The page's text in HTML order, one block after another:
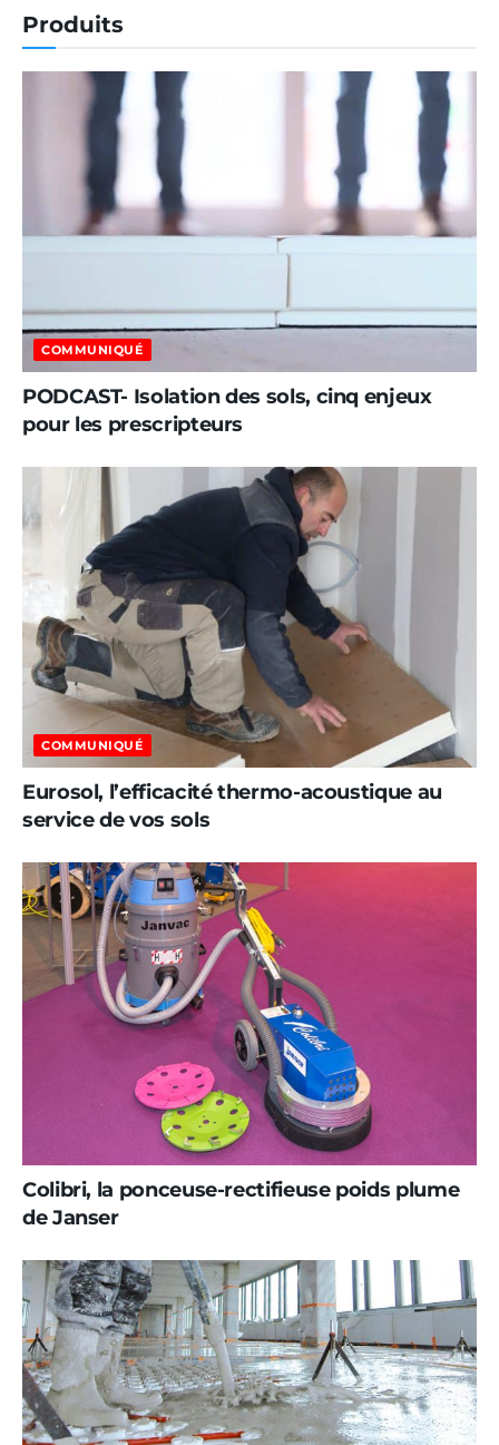
Produits
COMMUNIQUÉ
PODCAST- Isolation des sols, cinq enjeux
pour les prescripteurs
COMMUNIQUÉ
Eurosol, l’efficacité thermo-acoustique au
service de vos sols
Colibri, la ponceuse-rectifieuse poids plume
de Janser